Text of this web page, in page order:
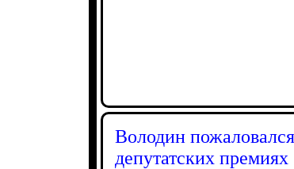
Володин
депутатских премиях